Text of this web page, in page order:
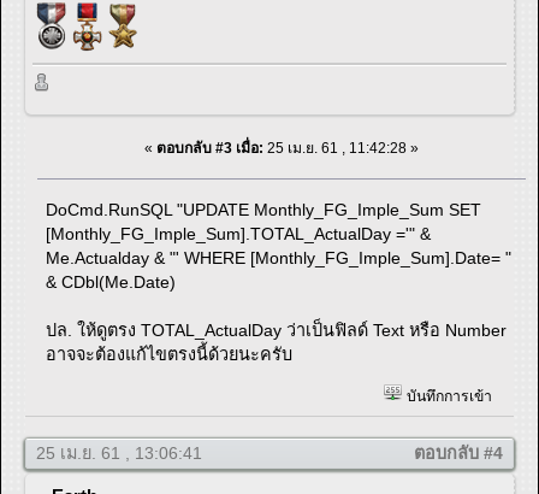
« ตอบกลับ #3 เมื่อ: 25 เม.ย. 61 , 11:42:28 »
DoCmd.RunSQL "UPDATE Monthly_FG_Imple_Sum SET
[Monthly_FG_Imple_Sum].TOTAL_ActualDay ='" &
Me.Actualday & "' WHERE [Monthly_FG_Imple_Sum].Date= "
& CDbl(Me.Date)
ปล. ให้ดูตรง TOTAL_ActualDay ว่าเป็นฟิลด์ Text หรือ Number
อาจจะต้องแก้ไขตรงนี้ด้วยนะครับ
บันทึกการเข้า
25 เม.ย. 61 , 13:06:41 ตอบกลับ #4